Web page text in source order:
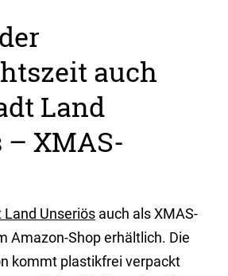
auch
Land
XMAS-
Land Unseriös auch als XMAS-
Amazon-Shop erhältlich. Die
kommt plastikfrei verpackt